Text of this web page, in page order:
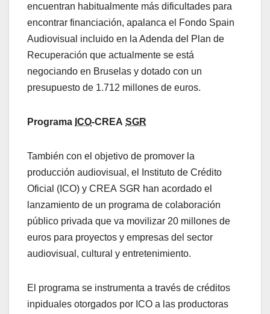
encuentran habitualmente más dificultades para
encontrar financiación, apalanca el Fondo Spain
Audiovisual incluido en la Adenda del Plan de
Recuperación que actualmente se está
negociando en Bruselas y dotado con un
presupuesto de 1.712 millones de euros.
Programa ICO-CREA SGR
También con el objetivo de promover la
producción audiovisual, el Instituto de Crédito
Oficial (ICO) y CREA SGR han acordado el
lanzamiento de un programa de colaboración
público privada que va movilizar 20 millones de
euros para proyectos y empresas del sector
audiovisual, cultural y entretenimiento.
El programa se instrumenta a través de créditos
inpiduales otorgados por ICO a las productoras